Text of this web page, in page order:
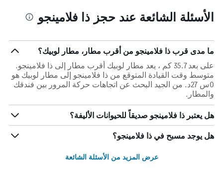
الأسئلة الشائعة عند حجز ذا فلامينجو
ما مدى قرب ذا فلامينجو من أقرب مطار، مطار لوبيك؟
على بعد 35.7 كم ، يعد مطار لوبيك أقرب مطار إلى ذا فلامينجو.
متوسط وقت القيادة المتوقع من ذا فلامينجو إلى مطار لوبيك هو
0س 27د. من الجيد البحث عن اتجاهات حركة المرور بين فندقك
والمطار.
هل يعتبر ذا فلامينجو صديقاً للحيوانات الأليفة؟
هل يوجد مسبح في ذا فلامينجو؟
عرض المزيد من الأسئلة الشائعة